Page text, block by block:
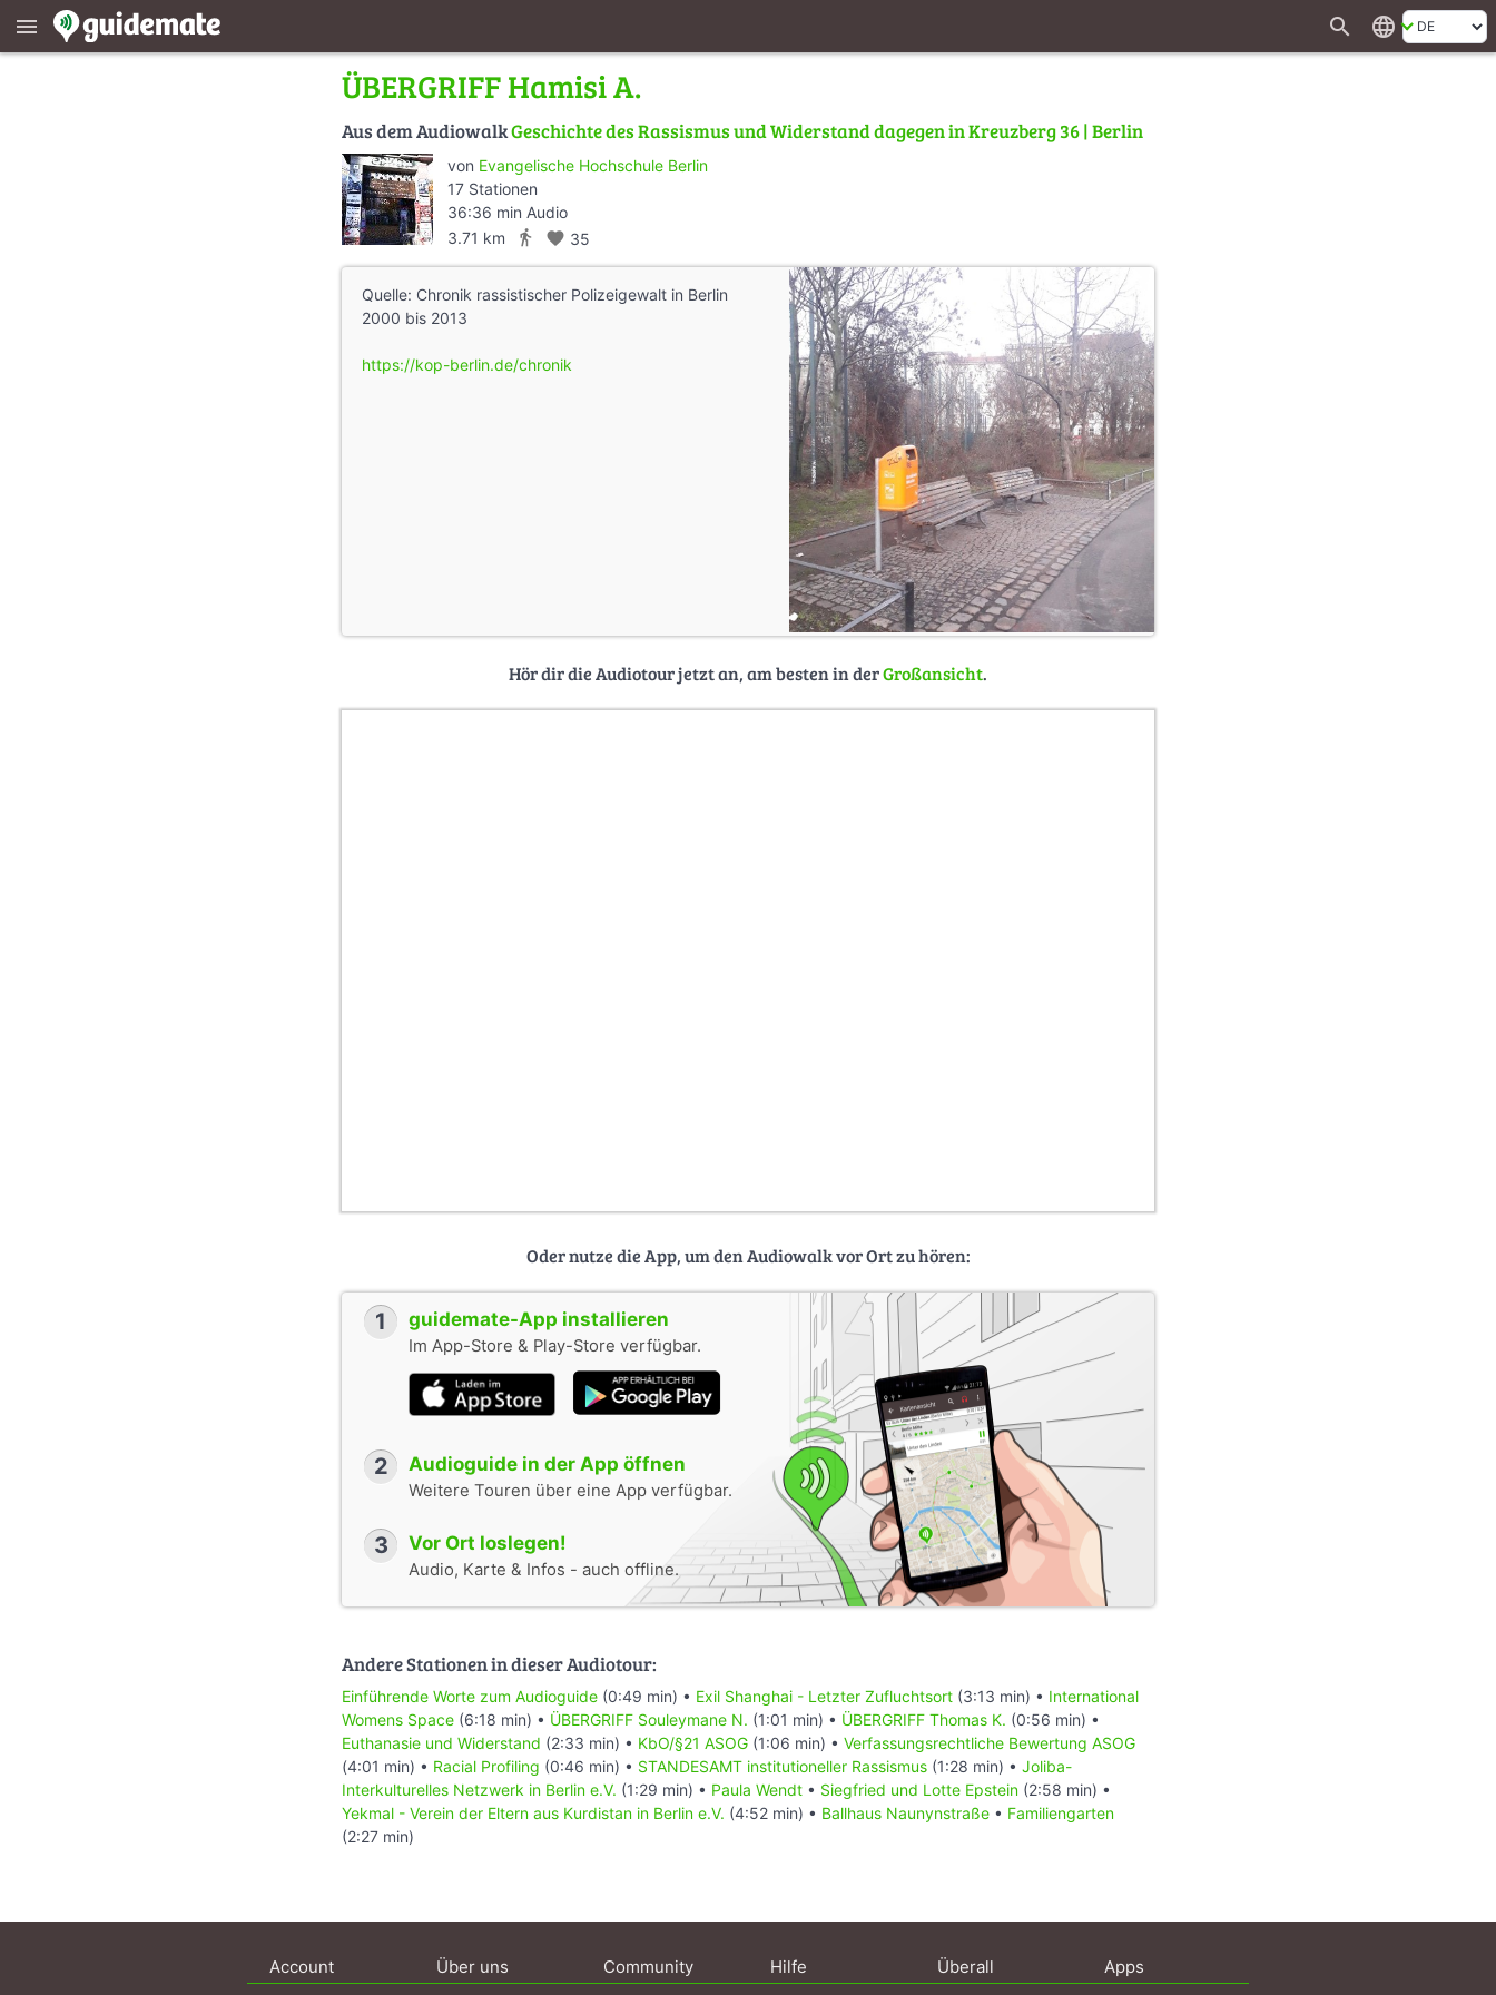
menu search language
ÜBERGRIFF Hamisi A.
Aus dem AudiowalkGeschichte des Rassismus und Widerstand dagegen in Kreuzberg 36 | Berlin
von Evangelische Hochschule Berlin
17 Stationen
36:36 min Audio
3.71 km
directions_walk favorite 35
Quelle: Chronik rassistischer Polizeigewalt in Berlin
2000 bis 2013
https://kop-berlin.de/chronik
Hör dir die Audiotour jetzt an, am besten in derGroßansicht.
Oder nutze die App, um den Audiowalk vor Ort zu hören:
1 guidemate-App installieren
Im App-Store & Play-Store verfügbar.
2 Audioguide in der App öffnen
Weitere Touren über eine App verfügbar.
3 Vor Ort loslegen!
Audio, Karte & Infos - auch offline.
Andere Stationen in dieser Audiotour:
Einführende Worte zum Audioguide (0:49 min) • Exil Shanghai - Letzter Zufluchtsort (3:13 min) • International
Womens Space (6:18 min) • ÜBERGRIFF Souleymane N. (1:01 min) • ÜBERGRIFF Thomas K. (0:56 min) •
Euthanasie und Widerstand (2:33 min) • KbO/§21 ASOG (1:06 min) • Verfassungsrechtliche Bewertung ASOG
(4:01 min) • Racial Profiling (0:46 min) • STANDESAMT institutioneller Rassismus (1:28 min) • Joliba-
Interkulturelles Netzwerk in Berlin e.V. (1:29 min) • Paula Wendt • Siegfried und Lotte Epstein (2:58 min) •
Yekmal - Verein der Eltern aus Kurdistan in Berlin e.V. (4:52 min) • Ballhaus Naunynstraße • Familiengarten
(2:27 min)
Account Über uns Community Hilfe Überall Apps